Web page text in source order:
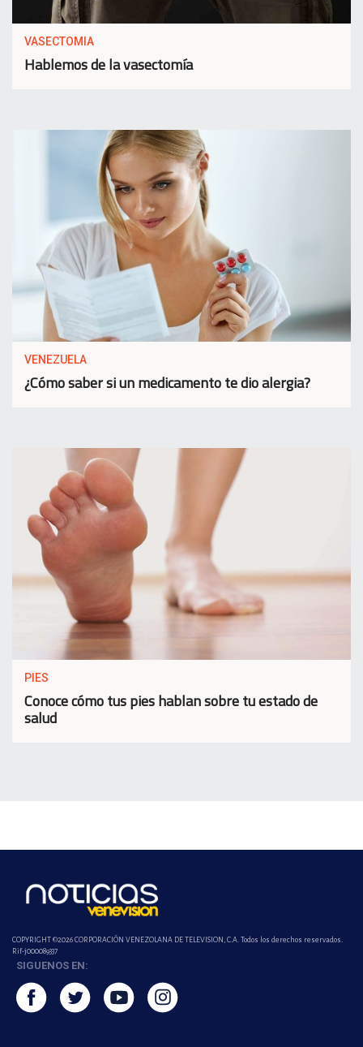
VASECTOMIA
Hablemos de la vasectomía
VENEZUELA
¿Cómo saber si un medicamento te dio alergia?
PIES
Conoce cómo tus pies hablan sobre tu estado de
salud
COPYRIGHT ©2026 CORPORACIÓN VENEZOLANA DE TELEVISION, C.A. Todos los derechos reservados.
Rif-j000089337
SIGUENOS EN: